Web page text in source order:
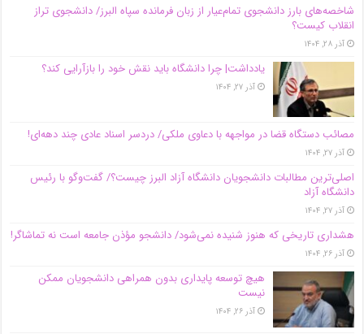
شاخصه‌های بارز دانشجوی تمام‌عیار از زبان فرمانده سپاه البرز/ دانشجوی تراز
انقلاب کیست؟
آذر ۲۸, ۱۴۰۴
یادداشت| چرا دانشگاه باید نقش خود را بازآرایی کند؟
آذر ۲۷, ۱۴۰۴
مصائب دستگاه قضا در مواجهه با دعاوی ملکی/ دردسر اسناد عادی چند‌ دهه‌ای!
آذر ۲۷, ۱۴۰۴
اصلی‌ترین مطالبات دانشجویان دانشگاه آزاد البرز چیست؟/ گفت‌وگو با رئیس
دانشگاه آز‌اد
آذر ۲۷, ۱۴۰۴
هشداری تاریخی که هنوز شنیده نمی‌شود/ دانشجو مؤذن جامعه است نه تماشاگر!
آذر ۲۶, ۱۴۰۴
هیچ توسعه پایداری بدون همراهی دانشجویان ممکن
نیست
آذر ۲۶, ۱۴۰۴